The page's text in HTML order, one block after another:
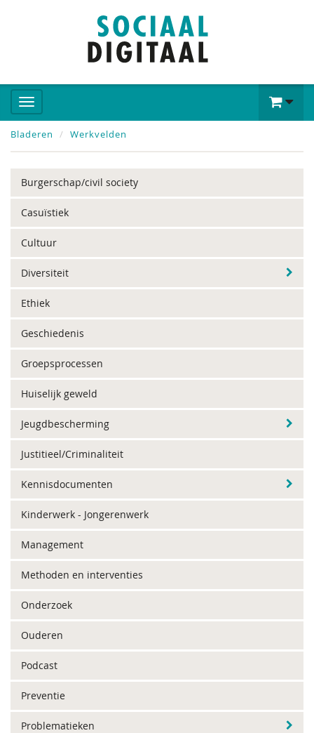
Bladeren Werkvelden
Burgerschap/civil society
Casuïstiek
Cultuur
Diversiteit
Ethiek
Geschiedenis
Groepsprocessen
Huiselijk geweld
Jeugdbescherming
Justitieel/Criminaliteit
Kennisdocumenten
Kinderwerk - Jongerenwerk
Management
Methoden en interventies
Onderzoek
Ouderen
Podcast
Preventie
Problematieken